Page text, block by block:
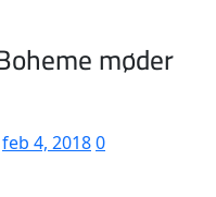
møder
feb 4, 20180